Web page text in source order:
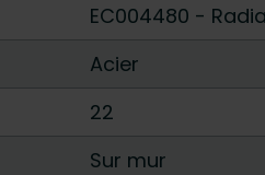
EC004480 -
Acier
22
Sur mur